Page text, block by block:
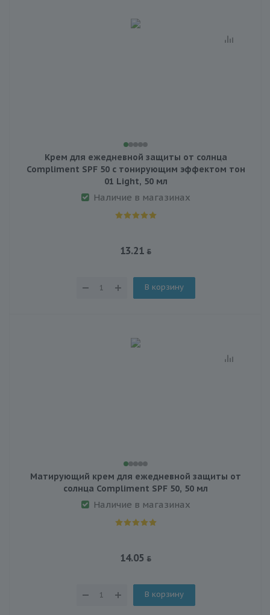
Крем для ежедневной защиты от солнца
Compliment SPF 50 с тонирующим эффектом тон
01 Light, 50 мл
Наличие в магазинах
13.21
В корзину
Матирующий крем для ежедневной защиты от
солнца Compliment SPF 50, 50 мл
Наличие в магазинах
14.05
В корзину